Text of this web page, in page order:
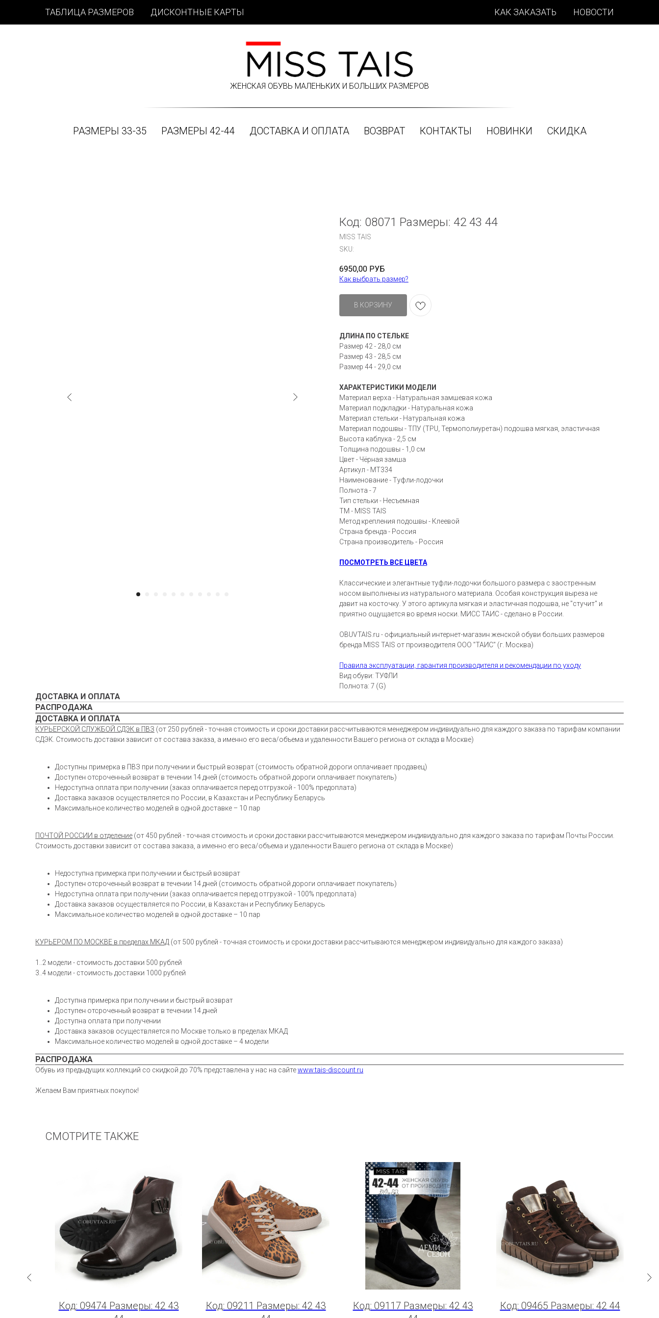
ТАБЛИЦА РАЗМЕРОВ ДИСКОНТНЫЕ КАРТЫ КАК ЗАКАЗАТЬ НОВОСТИ
ЖЕНСКАЯ ОБУВЬ МАЛЕНЬКИХ И БОЛЬШИХ РАЗМЕРОВ
РАЗМЕРЫ 33-35 РАЗМЕРЫ 42-44 ДОСТАВКА И ОПЛАТА ВОЗВРАТ КОНТАКТЫ НОВИНКИ СКИДКА
Код: 08071 Размеры: 42 43 44
MISS TAIS
SKU:
6950,00 РУБ
Как выбрать размер?
В КОРЗИНУ
ДЛИНА ПО СТЕЛЬКЕ
Размер 42 - 28,0 см
Размер 43 - 28,5 см
Размер 44 - 29,0 см
ХАРАКТЕРИСТИКИ МОДЕЛИ
Материал верха - Натуральная замшевая кожа
Материал подкладки - Натуральная кожа
Материал стельки - Натуральная кожа
Материал подошвы - ТПУ (TPU, Термополиуретан) подошва мягкая, эластичная
Высота каблука - 2,5 см
Толщина подошвы - 1,0 см
Цвет - Чёрная замша
Артикул - MT334
Наименование - Туфли-лодочки
Полнота - 7
Тип стельки - Несъемная
ТМ - MISS TAIS
Метод крепления подошвы - Клеевой
Страна бренда - Россия
Страна производитель - Россия
ПОСМОТРЕТЬ ВСЕ ЦВЕТА
Классические и элегантные туфли-лодочки большого размера с заостренным
носом выполнены из натурального материала. Особая конструкция выреза не
давит на косточку. У этого артикула мягкая и эластичная подошва, не "стучит" и
приятно ощущается во время носки. МИСС ТАИС - сделано в России.
OBUVTAIS.ru - официальный интернет-магазин женской обуви больших размеров
бренда MISS TAIS от производителя ООО "ТАИС" (г. Москва)
Правила эксплуатации, гарантия производителя и рекомендации по уходу
Вид обуви: ТУФЛИ
Полнота: 7 (G)
ДОСТАВКА И ОПЛАТА
РАСПРОДАЖА
ДОСТАВКА И ОПЛАТА
КУРЬЕРСКОЙ СЛУЖБОЙ СДЭК в ПВЗ (от 250 рублей - точная стоимость и сроки доставки рассчитываются менеджером индивидуально для каждого заказа по тарифам компании
СДЭК. Стоимость доставки зависит от состава заказа, а именно его веса/объема и удаленности Вашего региона от склада в Москве)
Доступны примерка в ПВЗ при получении и быстрый возврат (стоимость обратной дороги оплачивает продавец)
Доступен отсроченный возврат в течении 14 дней (стоимость обратной дороги оплачивает покупатель)
Недоступна оплата при получении (заказ оплачивается перед отгрузкой - 100% предоплата)
Доставка заказов осуществляется по России, в Казахстан и Республику Беларусь
Максимальное количество моделей в одной доставке – 10 пар
ПОЧТОЙ РОССИИ в отделение (от 450 рублей - точная стоимость и сроки доставки рассчитываются менеджером индивидуально для каждого заказа по тарифам Почты России.
Стоимость доставки зависит от состава заказа, а именно его веса/объема и удаленности Вашего региона от склада в Москве)
Недоступна примерка при получении и быстрый возврат
Доступен отсроченный возврат в течении 14 дней (стоимость обратной дороги оплачивает покупатель)
Недоступна оплата при получении (заказ оплачивается перед отгрузкой - 100% предоплата)
Доставка заказов осуществляется по России, в Казахстан и Республику Беларусь
Максимальное количество моделей в одной доставке – 10 пар
КУРЬЕРОМ ПО МОСКВЕ в пределах МКАД (от 500 рублей - точная стоимость и сроки доставки рассчитываются менеджером индивидуально для каждого заказа)
1..2 модели - стоимость доставки 500 рублей
3..4 модели - стоимость доставки 1000 рублей
Доступна примерка при получении и быстрый возврат
Доступен отсроченный возврат в течении 14 дней
Доступна оплата при получении
Доставка заказов осуществляется по Москве только в пределах МКАД
Максимальное количество моделей в одной доставке – 4 модели
РАСПРОДАЖА
Обувь из предыдущих коллекций со скидкой до 70% представлена у нас на сайтеwww.tais-discount.ru
Желаем Вам приятных покупок!
СМОТРИТЕ ТАКЖЕ
Код: 09474 Размеры: 42 43
Код: 09211 Размеры: 42 43
Код: 09117 Размеры: 42 43
Код: 09465 Размеры: 42 44